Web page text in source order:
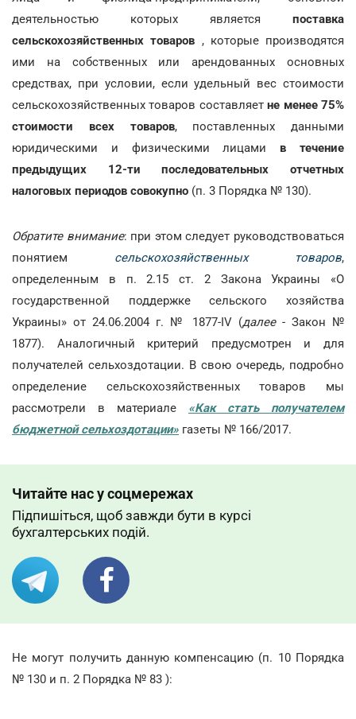
деятельностью которых является поставка
сельскохозяйственных товаров , которые производятся
ими на собственных или арендованных основных
средствах, при условии, если удельный вес стоимости
сельскохозяйственных товаров составляетне менее 75%
стоимости всех товаров, поставленных данными
юридическими и физическими лицами в течение
предыдущих 12-ти последовательных отчетных
налоговых периодов совокупно (п. 3 Порядка № 130).
Обратите внимание: при этом следует руководствоваться
понятием сельскохозяйственных товаров,
определенным в п. 2.15 ст. 2 Закона Украины «О
государственной поддержке сельского хозяйства
Украины» от 24.06.2004 г. № 1877-IV (далее- Закон №
1877). Аналогичный критерий предусмотрен и для
получателей сельхоздотации. В свою очередь, подробно
определение сельскохозяйственных товаров мы
рассмотрели в материале «Как стать получателем
бюджетной сельхоздотации» газеты № 166/2017.
Читайте нас у соцмережах
Підпишіться, щоб завжди бути в курсі
бухгалтерських подій.
Не могут получить данную компенсацию (п. 10 Порядка
№ 130 и п. 2 Порядка № 83 ):